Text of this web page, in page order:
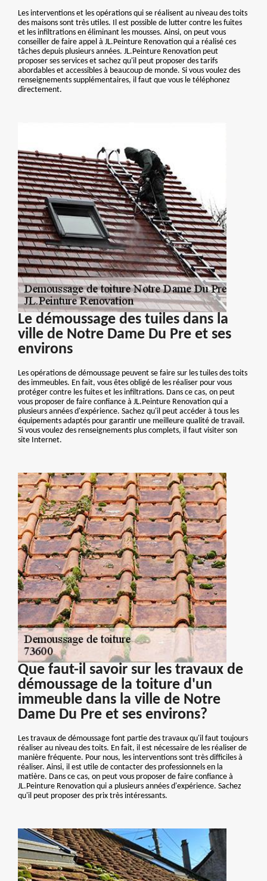
Les interventions et les opérations qui se réalisent au niveau des toits
des maisons sont très utiles. Il est possible de lutter contre les fuites
et les infiltrations en éliminant les mousses. Ainsi, on peut vous
conseiller de faire appel à JL.Peinture Renovation qui a réalisé ces
tâches depuis plusieurs années. JL.Peinture Renovation peut
proposer ses services et sachez qu'il peut proposer des tarifs
abordables et accessibles à beaucoup de monde. Si vous voulez des
renseignements supplémentaires, il faut que vous le téléphonez
directement.
Le démoussage des tuiles dans la
ville de Notre Dame Du Pre et ses
environs
Les opérations de démoussage peuvent se faire sur les tuiles des toits
des immeubles. En fait, vous êtes obligé de les réaliser pour vous
protéger contre les fuites et les infiltrations. Dans ce cas, on peut
vous proposer de faire confiance à JL.Peinture Renovation qui a
plusieurs années d'expérience. Sachez qu'il peut accéder à tous les
équipements adaptés pour garantir une meilleure qualité de travail.
Si vous voulez des renseignements plus complets, il faut visiter son
site Internet.
Que faut-il savoir sur les travaux de
démoussage de la toiture d'un
immeuble dans la ville de Notre
Dame Du Pre et ses environs?
Les travaux de démoussage font partie des travaux qu'il faut toujours
réaliser au niveau des toits. En fait, il est nécessaire de les réaliser de
manière fréquente. Pour nous, les interventions sont très difficiles à
réaliser. Ainsi, il est utile de contacter des professionnels en la
matière. Dans ce cas, on peut vous proposer de faire confiance à
JL.Peinture Renovation qui a plusieurs années d'expérience. Sachez
qu'il peut proposer des prix très intéressants.